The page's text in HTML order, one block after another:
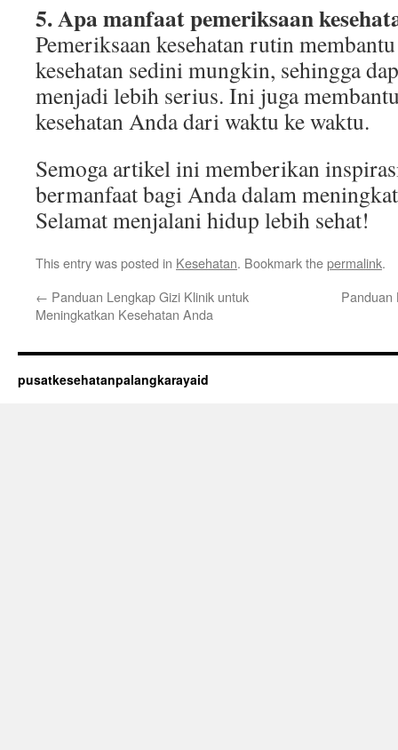
5. Apa manfaat pemeriksaan
Pemeriksaan kesehatan rutin
kesehatan sedini mungkin, sehingga
menjadi lebih serius. Ini juga
kesehatan Anda dari waktu ke waktu.
Semoga artikel ini memberikan
bermanfaat bagi Anda dalam
Selamat menjalani hidup lebih sehat!
This entry was posted in Kesehatan. Bookmark thepermalink.
← Panduan Lengkap Gizi Klinik untuk
Meningkatkan Kesehatan Anda
Panduan
pusatkesehatanpalangkarayaid